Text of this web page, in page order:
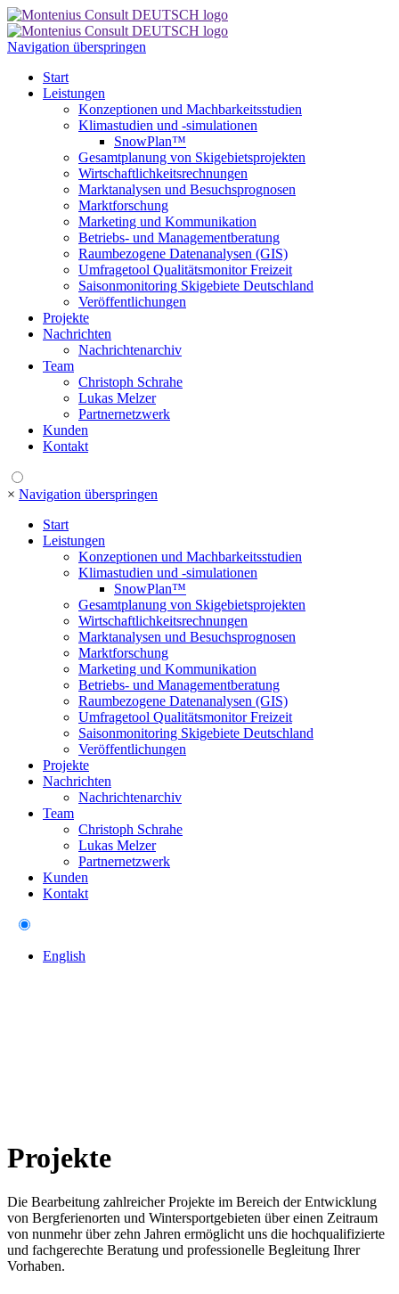
Navigation überspringen
Start
Leistungen
Konzeptionen und Machbarkeitsstudien
Klimastudien und -simulationen
SnowPlan™
Gesamtplanung von Skigebietsprojekten
Wirtschaftlichkeitsrechnungen
Marktanalysen und Besuchsprognosen
Marktforschung
Marketing und Kommunikation
Betriebs- und Managementberatung
Raumbezogene Datenanalysen (GIS)
Umfragetool Qualitätsmonitor Freizeit
Saisonmonitoring Skigebiete Deutschland
Veröffentlichungen
Projekte
Nachrichten
Nachrichtenarchiv
Team
Christoph Schrahe
Lukas Melzer
Partnernetzwerk
Kunden
Kontakt
× Navigation überspringen
Start
Leistungen
Konzeptionen und Machbarkeitsstudien
Klimastudien und -simulationen
SnowPlan™
Gesamtplanung von Skigebietsprojekten
Wirtschaftlichkeitsrechnungen
Marktanalysen und Besuchsprognosen
Marktforschung
Marketing und Kommunikation
Betriebs- und Managementberatung
Raumbezogene Datenanalysen (GIS)
Umfragetool Qualitätsmonitor Freizeit
Saisonmonitoring Skigebiete Deutschland
Veröffentlichungen
Projekte
Nachrichten
Nachrichtenarchiv
Team
Christoph Schrahe
Lukas Melzer
Partnernetzwerk
Kunden
Kontakt
English
Projekte
Die Bearbeitung zahlreicher Projekte im Bereich der Entwicklung
von Bergferienorten und Wintersportgebieten über einen Zeitraum
von nunmehr über zehn Jahren ermöglicht uns die hochqualifizierte
und fachgerechte Beratung und professionelle Begleitung Ihrer
Vorhaben.